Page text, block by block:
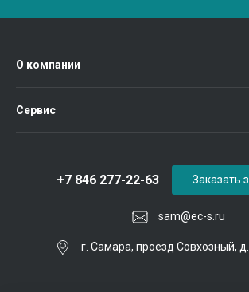
О компании
Сервис
sam@ec-s.ru
+7 846 277-22-63
г. Самара, проезд Совхозный,
Заказать